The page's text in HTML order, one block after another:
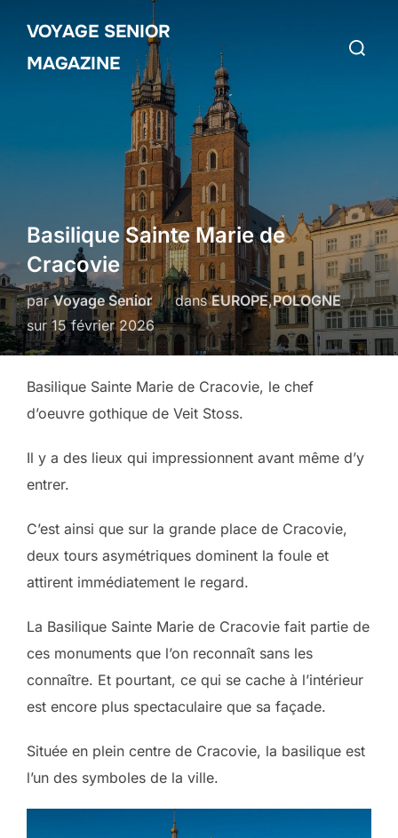
contenu
VOYAGE SENIOR
MAGAZINE
Basilique Sainte Marie de
Cracovie
parVoyage Senior dansEUROPE,POLOGNE
surPublié
le
15 février 2026
Basilique Sainte Marie de Cracovie, le chef
d’oeuvre gothique de Veit Stoss.
Il y a des lieux qui impressionnent avant même d’y
entrer.
C’est ainsi que sur la grande place de Cracovie,
deux tours asymétriques dominent la foule et
attirent immédiatement le regard.
La Basilique Sainte Marie de Cracovie fait partie de
ces monuments que l’on reconnaît sans les
connaître. Et pourtant, ce qui se cache à l’intérieur
est encore plus spectaculaire que sa façade.
Située en plein centre de Cracovie, la basilique est
l’un des symboles de la ville.